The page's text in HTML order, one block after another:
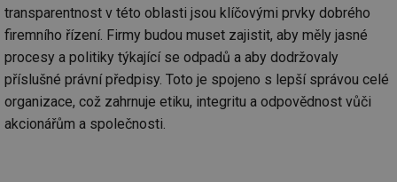
transparentnost v této oblasti jsou klíčovými prvky dobrého
firemního řízení. Firmy budou muset zajistit, aby měly jasné
procesy a politiky týkající se odpadů a aby dodržovaly
příslušné právní předpisy. Toto je spojeno s lepší správou celé
organizace, což zahrnuje etiku, integritu a odpovědnost vůči
akcionářům a společnosti.